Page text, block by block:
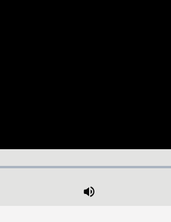
Mute